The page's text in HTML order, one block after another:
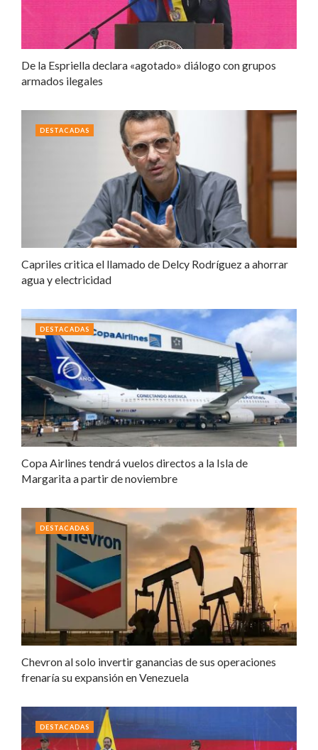
De la Espriella declara «agotado» diálogo con grupos
armados ilegales
Capriles critica el llamado de Delcy Rodríguez a ahorrar
agua y electricidad
DESTACADAS
Copa Airlines tendrá vuelos directos a la Isla de
Margarita a partir de noviembre
DESTACADAS
Chevron al solo invertir ganancias de sus operaciones
frenaría su expansión en Venezuela
DESTACADAS
DESTACADAS